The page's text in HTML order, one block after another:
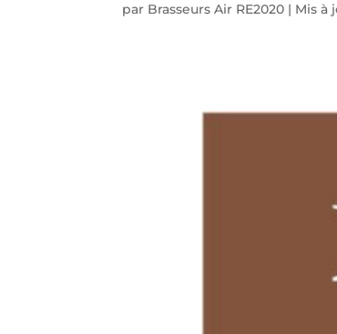
par Brasseurs Air RE2020 | Mis à